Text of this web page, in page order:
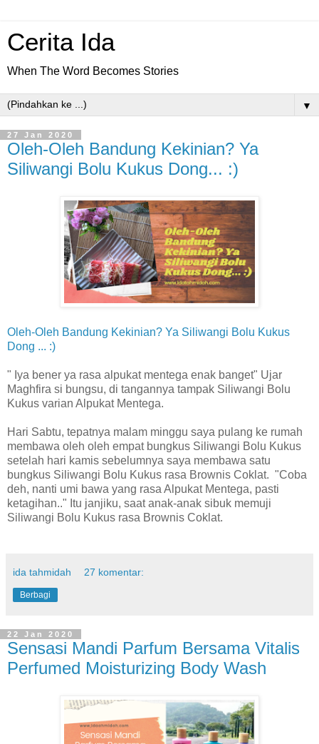
Cerita Ida
When The Word Becomes Stories
▼
27 Jan 2020
Oleh-Oleh Bandung Kekinian? Ya
Siliwangi Bolu Kukus Dong... :)
Oleh-Oleh Bandung Kekinian? Ya Siliwangi Bolu Kukus
Dong ... :)
" Iya bener ya rasa alpukat mentega enak banget" Ujar
Maghfira si bungsu, di tangannya tampak Siliwangi Bolu
Kukus varian Alpukat Mentega.
Hari Sabtu, tepatnya malam minggu saya pulang ke rumah
membawa oleh oleh empat bungkus Siliwangi Bolu Kukus
setelah hari kamis sebelumnya saya membawa satu
bungkus Siliwangi Bolu Kukus rasa Brownis Coklat. "Coba
deh, nanti umi bawa yang rasa Alpukat Mentega, pasti
ketagihan.." Itu janjiku, saat anak-anak sibuk memuji
Siliwangi Bolu Kukus rasa Brownis Coklat.
ida tahmidah 27 komentar:
Berbagi
22 Jan 2020
Sensasi Mandi Parfum Bersama Vitalis
Perfumed Moisturizing Body Wash